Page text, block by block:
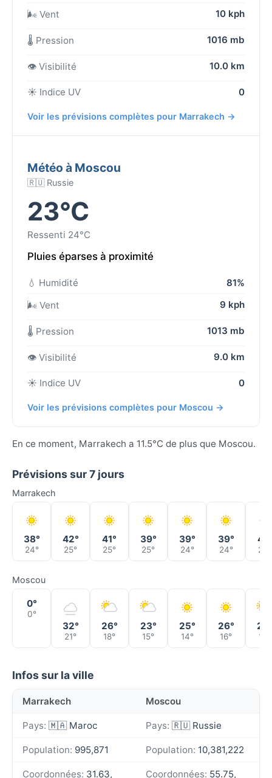
🌬️ Vent
10 kph
🌡️ Pression 1016 mb
👁️ Visibilité 10.0 km
☀️ Indice UV 0
Voir les prévisions complètes pour Marrakech →
Météo à Moscou
🇷🇺 Russie
23°C
Ressenti 24°C
Pluies éparses à proximité
💧 Humidité
81%
🌬️ Vent
9 kph
🌡️ Pression 1013 mb
👁️ Visibilité 9.0 km
☀️ Indice UV 0
Voir les prévisions complètes pour Moscou →
En ce moment, Marrakech a 11.5°C de plus que Moscou.
Prévisions sur 7 jours
Marrakech
38°
24°
42°
25°
41°
25°
39°
25°
39°
24°
39°
24°
41°
25°
Moscou
0°
0°
32°
21°
26°
18°
23°
15°
25°
14°
26°
16° 13°
Infos sur la ville
Marrakech Moscou
Pays: 🇲🇦 Maroc Pays: 🇷🇺 Russie
Population: 995,871 Population: 10,381,222
Coordonnées: 31.63, Coordonnées: 55.75,